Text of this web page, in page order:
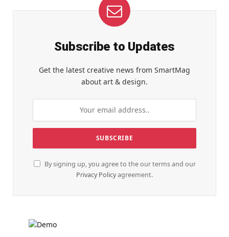
Subscribe to Updates
Get the latest creative news from SmartMag
about art & design.
By signing up, you agree to the our terms and our
Privacy Policyagreement.